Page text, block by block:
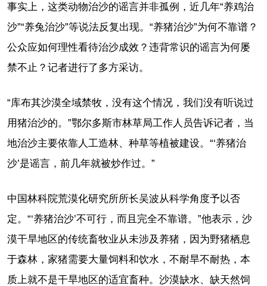
事实上，这类动物治沙的谣言并非孤例，近几年“养鸡治
沙”“养兔治沙”等说法反复出现。“养猪治沙”为何不靠谱？
公众应如何理性看待治沙成效？违背常识的谣言为何屡
禁不止？记者进行了多方采访。
“库布其沙漠全域禁牧，没有这个情况，我们没有听说过
用猪治沙的。”鄂尔多斯市林草局工作人员告诉记者，当
地治沙主要依靠人工造林、种草等植被建设。“‘养猪治
沙’是谣言，前几年就被炒作过。”
中国林科院荒漠化研究所所长吴波从科学角度予以否
定。“‘养猪治沙’不可行，而且完全不靠谱。”他表示，沙
漠干旱地区的传统畜牧业从未涉及养猪，因为野猪栖息
于森林，家猪需要大量饲料和饮水，不耐旱不耐热，本
质上就不是干旱地区的适宜畜种。沙漠缺水、缺天然饲